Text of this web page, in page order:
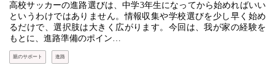
高校サッカーの進路選びは、中学3年生になってから始めればいい
というわけではありません。情報収集や学校選びを少し早く始め
るだけで、選択肢は大きく広がります。今回は、我が家の経験を
もとに、進路準備のポイン…
親のサポート 進路